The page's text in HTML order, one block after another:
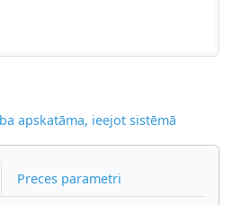
apskatāma, ieejot sistēmā
Preces parametri